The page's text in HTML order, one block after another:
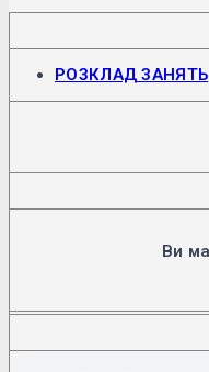
РОЗКЛАД ЗАНЯТЬ
Ви